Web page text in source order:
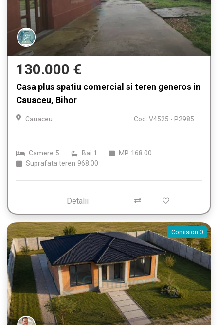
130.000 €
Casa plus spatiu comercial si teren generos in
Cauaceu, Bihor
Cauaceu Cod: V4525 - P2985
Camere 5 Bai 1 MP 168.00
Suprafata teren 968.00
Detalii
Comision 0